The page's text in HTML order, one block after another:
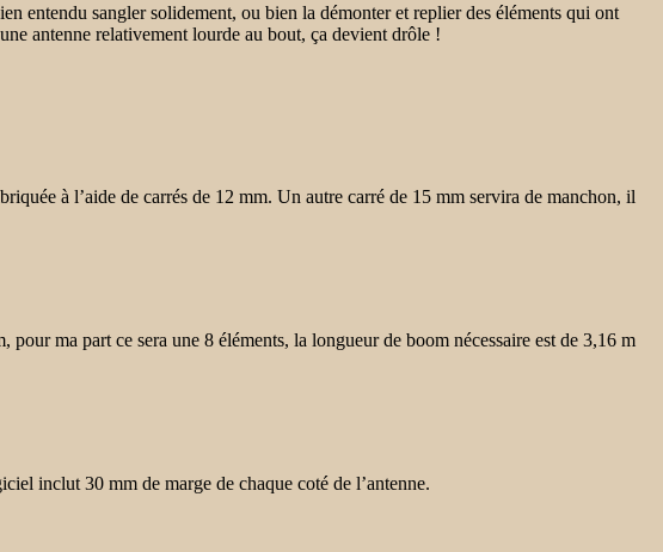
entendu sangler solidement, ou bien la démonter et replier des éléments qui ont
antenne relativement lourde au bout, ça devient drôle !
à l’aide de carrés de 12 mm. Un autre carré de 15 mm servira de manchon, il
ma part ce sera une 8 éléments, la longueur de boom nécessaire est de 3,16 m
inclut 30 mm de marge de chaque coté de l’antenne.